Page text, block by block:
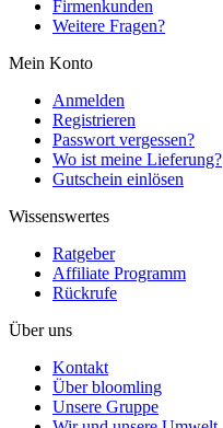
Firmenkunden
Weitere Fragen?
Mein Konto
Anmelden
Registrieren
Passwort vergessen?
Wo ist meine Lieferung?
Gutschein einlösen
Wissenswertes
Ratgeber
Affiliate Programm
Rückrufe
Über uns
Kontakt
Über bloomling
Unsere Gruppe